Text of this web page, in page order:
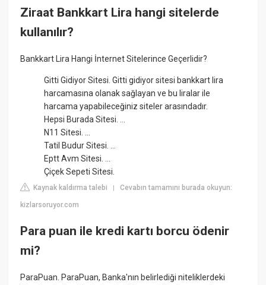
Ziraat Bankkart Lira hangi sitelerde
kullanılır?
Bankkart Lira Hangi İnternet Sitelerince Geçerlidir?
Gitti Gidiyor Sitesi. Gitti gidiyor sitesi bankkart lira
harcamasına olanak sağlayan ve bu liralar ile
harcama yapabileceğiniz siteler arasındadır.
Hepsi Burada Sitesi. ...
N11 Sitesi. ...
Tatil Budur Sitesi. ...
Eptt Avm Sitesi. ...
Çiçek Sepeti Sitesi.
Kaynak kaldırma talebi |Cevabın tamamını burada okuyun:
kizlarsoruyor.com
Para puan ile kredi kartı borcu ödenir
mi?
ParaPuan. ParaPuan, Banka'nın belirlediği niteliklerdeki